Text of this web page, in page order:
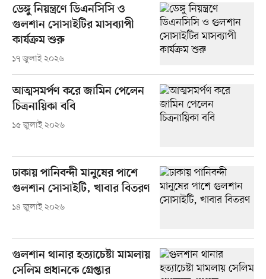
ডেঙ্গু নিয়ন্ত্রণে ডিএনসিসি ও
গুলশান সোসাইটির মাসব্যাপী
কার্যক্রম শুরু
১৭ জুলাই ২০২৬
আত্মসমর্পণ করে জামিন পেলেন
চিত্রনায়িকা ববি
১৫ জুলাই ২০২৬
ঢাকায় পানিবন্দী মানুষের পাশে
গুলশান সোসাইটি, খাবার বিতরণ
১৪ জুলাই ২০২৬
গুলশান থানার হত্যাচেষ্টা মামলায়
সেলিম প্রধানকে গ্রেপ্তার